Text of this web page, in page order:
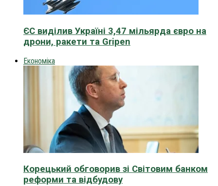
ЄС виділив Україні 3,47 мільярда євро на
дрони, ракети та Gripen
Економіка
Корецький обговорив зі Світовим банком
реформи та відбудову